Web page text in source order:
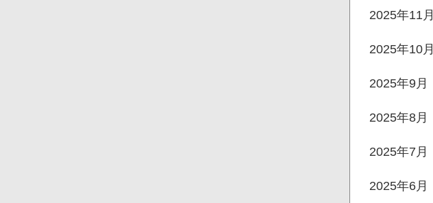
2025年11月
2025年10月
2025年9月
2025年8月
2025年7月
2025年6月